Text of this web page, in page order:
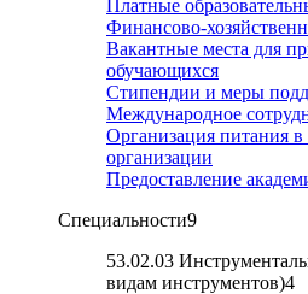
Платные
Финансово-
Вакантные места для
обучающихся
Стипендии и меры
Международное
Организация питания в
организации
Предоставление
Специальности9
53.02.03
видам инструментов)4